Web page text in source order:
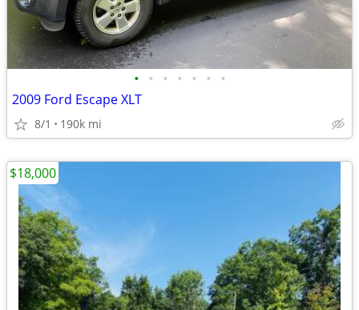
• • • • • • •
2009 Ford Escape XLT
8/1 190k mi
$18,000